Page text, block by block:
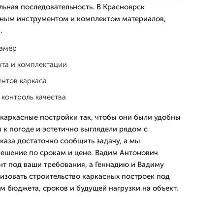
последовательность. В Красноярск
инструментом и комплектом материалов,
и комплектации
каркаса
качества
постройки так, чтобы они были удобны
к погоде и эстетично выглядели рядом с
достаточно сообщить задачу, а мы
по срокам и цене. Вадим Антонович
под ваши требования, а Геннадию и Вадиму
строительство каркасных построек под
бюджета, сроков и будущей нагрузки на объект.